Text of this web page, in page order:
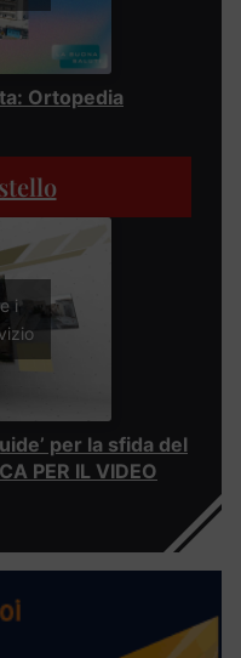
Ortopedia
i
per la sfida del
PER IL VIDEO